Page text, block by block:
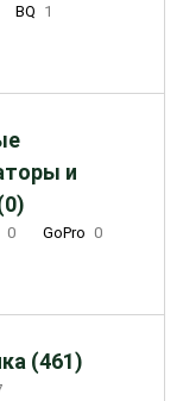
BQ 1
и
0 GoPro 0
(461)